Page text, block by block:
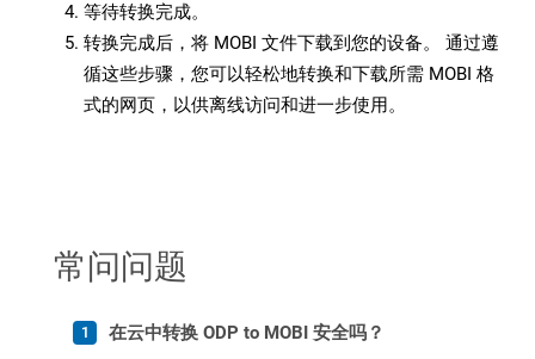
等待转换完成。
转换完成后，将 MOBI 文件下载到您的设备。 通过遵
循这些步骤，您可以轻松地转换和下载所需 MOBI 格
式的网页，以供离线访问和进一步使用。
常问问题
在云中转换 ODP to MOBI 安全吗？